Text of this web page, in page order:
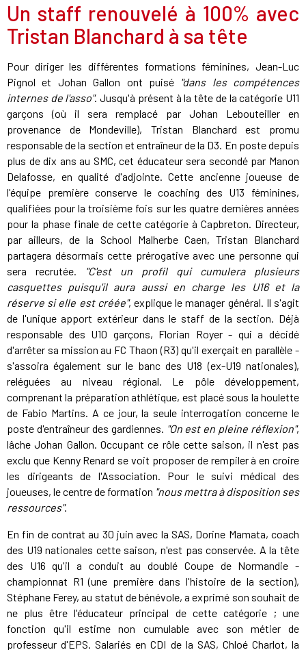
Un staff renouvelé à 100% avec
Tristan Blanchard à sa tête
Pour diriger les différentes formations féminines, Jean-Luc
Pignol et Johan Gallon ont puisé "dans les compétences
internes de l'asso". Jusqu'à présent à la tête de la catégorie U11
garçons (où il sera remplacé par Johan Lebouteiller en
provenance de Mondeville), Tristan Blanchard est promu
responsable de la section et entraîneur de la D3. En poste depuis
plus de dix ans au SMC, cet éducateur sera secondé par Manon
Delafosse, en qualité d'adjointe. Cette ancienne joueuse de
l'équipe première conserve le coaching des U13 féminines,
qualifiées pour la troisième fois sur les quatre dernières années
pour la phase finale de cette catégorie à Capbreton. Directeur,
par ailleurs, de la School Malherbe Caen, Tristan Blanchard
partagera désormais cette prérogative avec une personne qui
sera recrutée.
"C'est un profil qui cumulera plusieurs
casquettes puisqu'il aura aussi en charge les U16 et la
réserve si elle est créée", explique le manager général. Il s'agit
de l'unique apport extérieur dans le staff de la section. Déjà
responsable des U10 garçons, Florian Royer - qui a décidé
d'arrêter sa mission au FC Thaon (R3) qu'il exerçait en parallèle -
s'assoira également sur le banc des U18 (ex-U19 nationales),
reléguées au niveau régional. Le pôle développement,
comprenant la préparation athlétique, est placé sous la houlette
de Fabio Martins. A ce jour, la seule interrogation concerne le
poste d'entraîneur des gardiennes. "On est en pleine réflexion",
lâche Johan Gallon. Occupant ce rôle cette saison, il n'est pas
exclu que Kenny Renard se voit proposer de rempiler à en croire
les dirigeants de l'Association. Pour le suivi médical des
joueuses, le centre de formation "nous mettra à disposition ses
ressources".
En fin de contrat au 30 juin avec la SAS, Dorine Mamata, coach
des U19 nationales cette saison, n'est pas conservée. A la tête
des U16 qu'il a conduit au doublé Coupe de Normandie -
championnat R1 (une première dans l'histoire de la section),
Stéphane Ferey, au statut de bénévole, a exprimé son souhait de
ne plus être l'éducateur principal de cette catégorie ; une
fonction qu'il estime non cumulable avec son métier de
professeur d'EPS. Salariés en CDI de la SAS, Chloé Charlot, la